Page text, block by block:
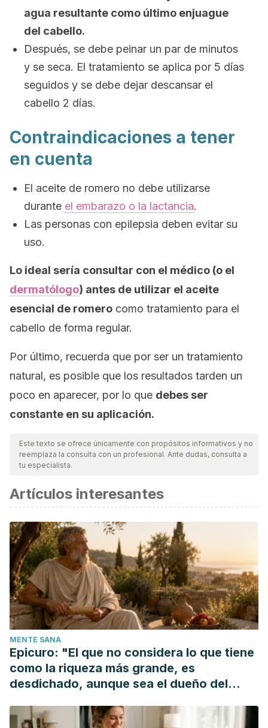
agua resultante como último enjuague
del cabello.
Después, se debe peinar un par de minutos
y se seca. El tratamiento se aplica por 5 días
seguidos y se debe dejar descansar el
cabello 2 días.
Contraindicaciones a tener
en cuenta
El aceite de romero no debe utilizarse
durante el embarazo o la lactancia.
Las personas con epilepsia deben evitar su
uso.
Lo ideal sería consultar con el médico (o el
dermatólogo) antes de utilizar el aceite
esencial de romero como tratamiento para el
cabello de forma regular.
Por último, recuerda que por ser un tratamiento
natural, es posible que los resultados tarden un
poco en aparecer, por lo que debes ser
constante en su aplicación.
Este texto se ofrece únicamente con propósitos informativos y no
reemplaza la consulta con un profesional. Ante dudas, consulta a
tu especialista.
Artículos interesantes
MENTE SANA
Epicuro: "El que no considera lo que tiene
como la riqueza más grande, es
desdichado, aunque sea el dueño del